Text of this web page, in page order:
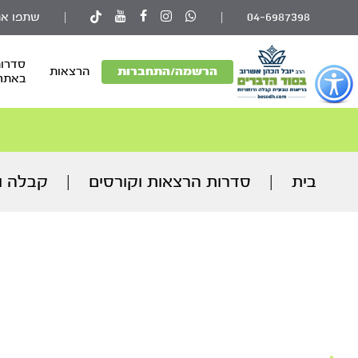
כפתור
לפתיחת
תפריט
נגישות
04-6987398 שתפו
הרשמה/התחברות הרצאות
בית סדרות הרצאות וקורסים קבלה